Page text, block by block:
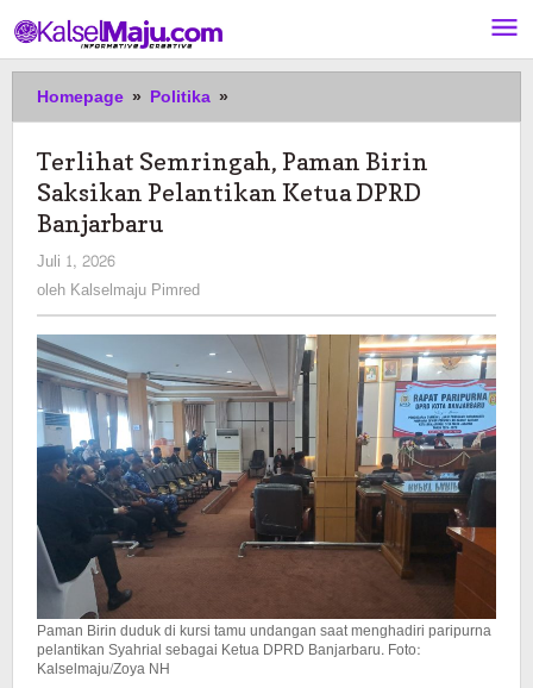
ke
konten
Homepage » Politika »
Semringah,
Paman
Birin
Saksikan
Terlihat Semringah, Paman Birin
Saksikan Pelantikan Ketua DPRD
Banjarbaru
Juli 1, 2026
Kalselmaju
Pimred
oleh Kalselmaju Pimred
Paman Birin duduk di kursi tamu undangan saat menghadiri paripurna
pelantikan Syahrial sebagai Ketua DPRD Banjarbaru. Foto:
Kalselmaju/Zoya NH